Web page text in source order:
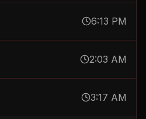
6:13 PM
2:03 AM
3:17 AM